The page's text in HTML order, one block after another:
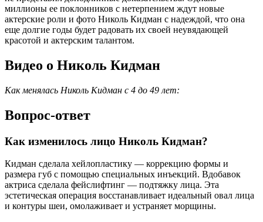
миллионы ее поклонников с нетерпением ждут новые
актерские роли и фото Николь Кидман с надеждой, что она
еще долгие годы будет радовать их своей неувядающей
красотой и актерским талантом.
Видео о Николь Кидман
Как менялась Николь Кидман с 4 до 49 лет:
Вопрос-ответ
Как изменилось лицо Николь Кидман?
Кидман сделала хейлопластику — коррекцию формы и
размера губ с помощью специальных инъекций. Вдобавок
актриса сделала фейслифтинг — подтяжку лица. Эта
эстетическая операция восстанавливает идеальный овал лица
и контуры шеи, омолаживает и устраняет морщины.